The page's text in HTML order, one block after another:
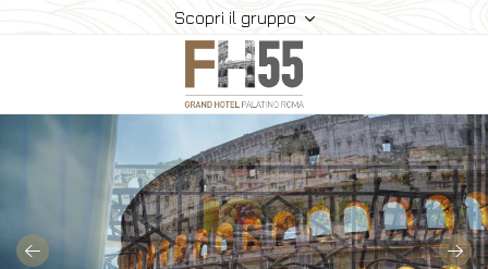
Scopri il gruppo
Hotel
Camere
Suite